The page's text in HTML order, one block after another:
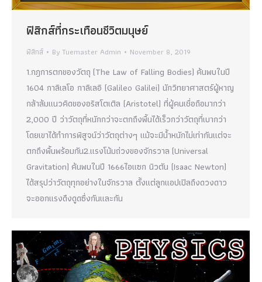
ฟิสิกส์ที่กระเทือนชีวิตมนุษย์
ฟิสิกส์ ByTuemaster Admin November 8, 2019
1.กฎการตกของวัตถุ (The Law of Falling Bodies) ค้นพบในปี
1604 กาลิเลโอ กาลิเลอิ (Galileo Galilei) นักวิทยาศาสตร์ผู้หาญ
กล้าล้มแนวคิดของอริสโตเติล (Aristotel) ที่ผู้คนเชื่อถือมากว่า
2,000 ปี ว่าวัตถุที่หนักกว่าจะตกถึงพื้นได้เร็วกว่าวัตถุที่เบากว่า
โดยเขาได้ทำการพิสูจน์ว่าวัตถุต่างๆ แม้จะมีน้ำหนักไม่เท่ากันแต่จะ
ตกถึงพื้นพร้อมกัน2.แรงโน้มถ่วงของจักรวาล (Universal
Gravitation) ค้นพบในปี 1666ไอแซก นิวตัน (Isaac Newton)
ได้สรุปว่าวัตถุทุกอย่างในจักรวาล ตั้งแต่ลูกแอปเปิลถึงดวงดาว
จะออกแรงดึงดูดซึ่งกันและกัน